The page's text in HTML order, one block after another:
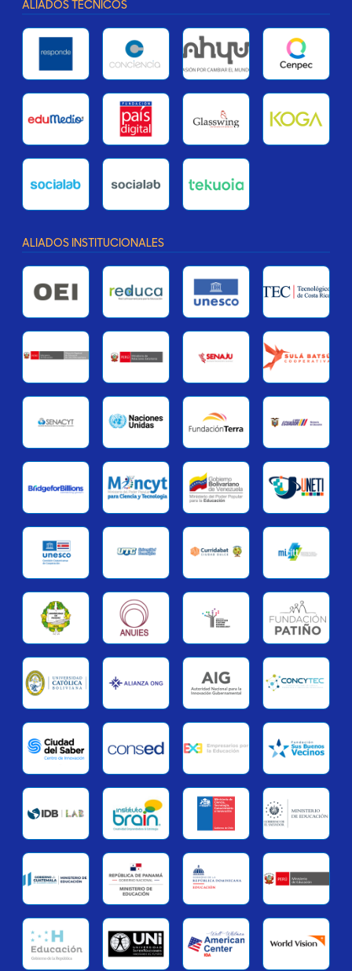
ALIADOS TECNICOS
ALIADOS INSTITUCIONALES